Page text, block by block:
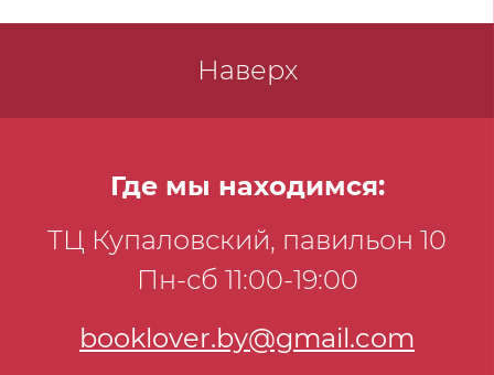
Наверх
Где мы находимся:
ТЦ Купаловский, павильон 10
Пн-сб 11:00-19:00
booklover.by@gmail.com